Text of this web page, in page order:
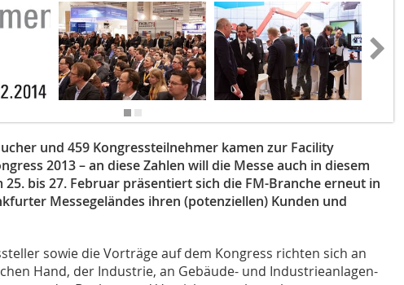
und 459 Kongressteilnehmer kamen zur Facility
2013 – an diese Zahlen will die Messe auch in diesem
25. bis 27. Februar präsentiert sich die FM-Branche erneut in
Messegeländes ihren (potenziellen) Kunden und
sowie die Vorträge auf dem Kongress richten sich an
Hand, der Industrie, an Gebäude- und Indus­trieanlagen-